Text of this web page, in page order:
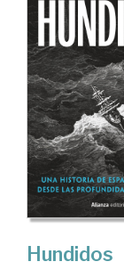
Hundidos